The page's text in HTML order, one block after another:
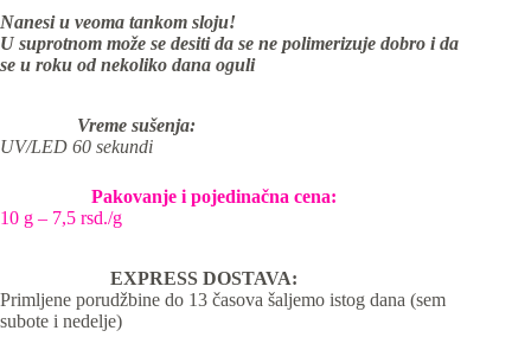
Nanesi u veoma tankom sloju!
U suprotnom može se desiti da se ne polimerizuje dobro i da
se u roku od nekoliko dana oguli
Vreme sušenja:
UV/LED 60 sekundi
Pakovanje i pojedinačna cena:
10 g – 7,5 rsd./g
EXPRESS DOSTAVA:
Primljene porudžbine do 13 časova šaljemo istog dana (sem
subote i nedelje)